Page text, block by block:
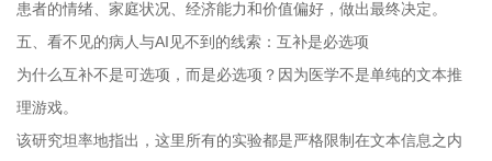
患者的情绪、家庭状况、经济能力和价值偏好，做出最终决定。
五、看不见的病人与AI见不到的线索：互补是必选项
为什么互补不是可选项，而是必选项？因为医学不是单纯的文本推
理游戏。
该研究坦率地指出，这里所有的实验都是严格限制在文本信息之内